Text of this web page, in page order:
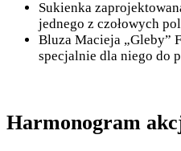
Sukienka
jednego z czołowych
Bluza Macieja „Gleby”
specjalnie dla niego do
Harmonogram